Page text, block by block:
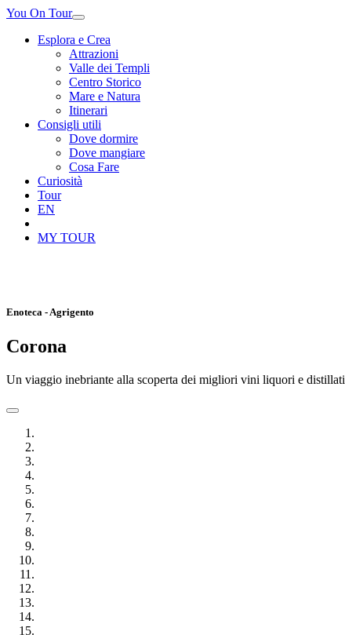
You On Tour
Esplora e Crea
Attrazioni
Valle dei Templi
Centro Storico
Mare e Natura
Itinerari
Consigli utili
Dove dormire
Dove mangiare
Cosa Fare
Curiosità
Tour
EN
MY TOUR
Enoteca - Agrigento
Corona
Un viaggio inebriante alla scoperta dei migliori vini liquori e distillati